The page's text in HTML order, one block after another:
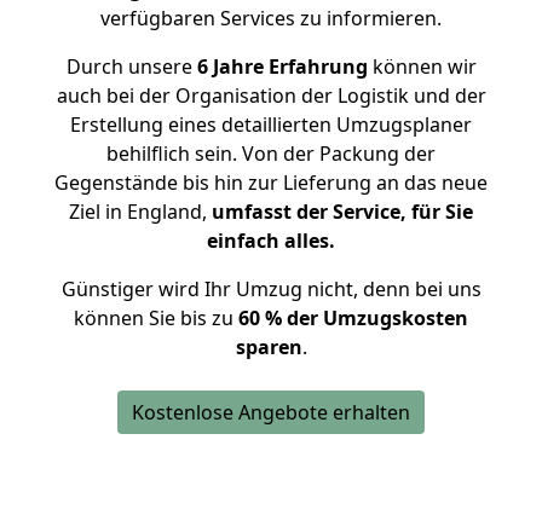
verfügbaren Services zu informieren.
Durch unsere6 Jahre Erfahrung können wir
auch bei der Organisation der Logistik und der
Erstellung eines detaillierten Umzugsplaner
behilflich sein. Von der Packung der
Gegenstände bis hin zur Lieferung an das neue
Ziel in England, umfasst der Service, für Sie
einfach alles.
Günstiger wird Ihr Umzug nicht, denn bei uns
können Sie bis zu 60 % der Umzugskosten
sparen.
Kostenlose Angebote erhalten